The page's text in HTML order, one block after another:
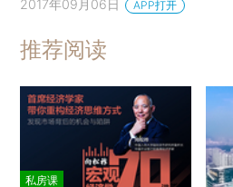
2017年09月06日 APP打开
推荐阅读
私房课